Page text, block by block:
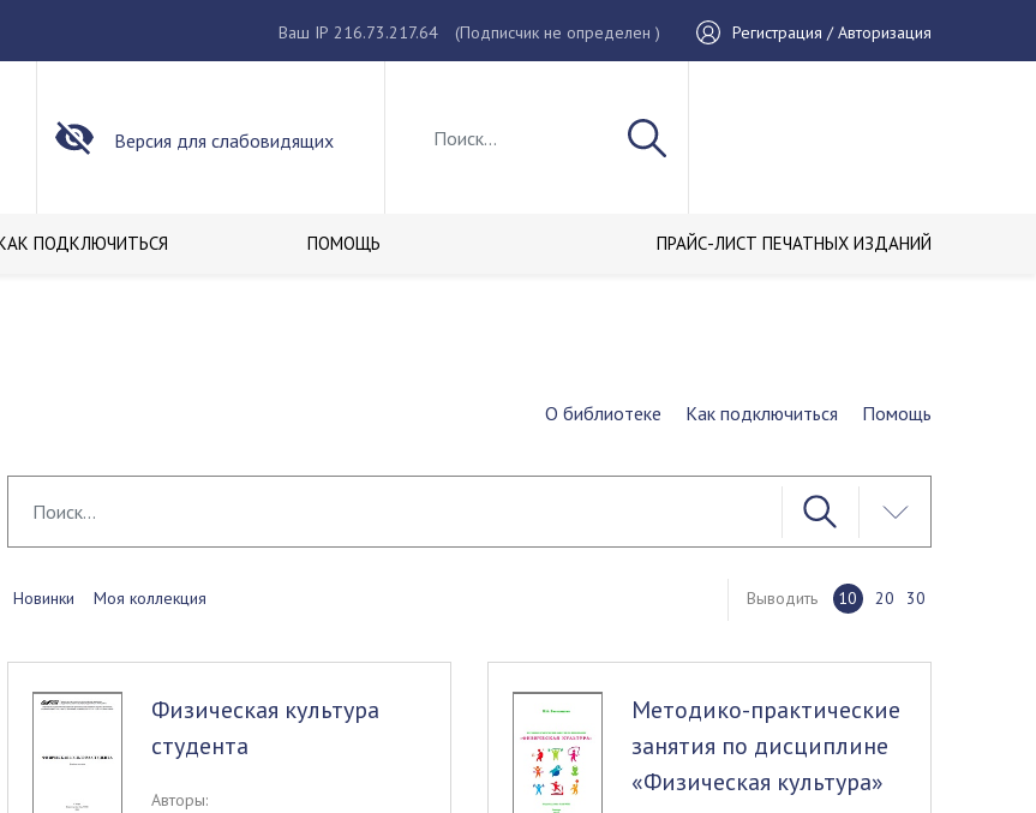
Ваш IP 216.73.217.64 (Подписчик не определен ) Регистрация / Авторизация
Версия для слабовидящих
ПОДКЛЮЧИТЬСЯ ПОМОЩЬ ПРАЙС-ЛИСТ ПЕЧАТНЫХ ИЗДАНИЙ
О библиотеке Как подключиться Помощь
Новинки Моя коллекция Выводить 10 20 30
Физическая культура
студента
Авторы:
Методико-практические
занятия по дисциплине
«Физическая культура»